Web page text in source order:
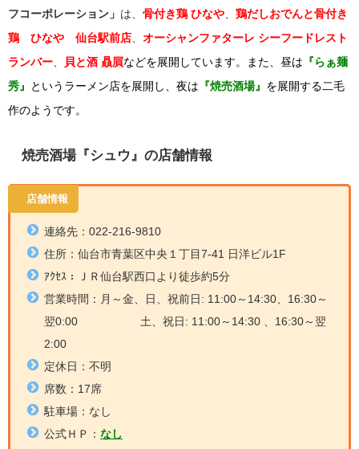
フコーポレーション」 は、 骨付き鶏 ひなや 鶏だしおでんと骨付き
鶏 ひなや 仙台駅前店 オーシャンファタ ーレ シーフードレスト
ランバー 貝と酒 贔屓などを展開しています。また、昼は 『らぁ麺
秀』 というラーメン店を展開し、夜は 『焼売酒場』 を展開する二毛
作のようです。
焼売酒場『シュウ』の店舗情報
店舗情報
連絡先： 022-216-9810
住所： 仙台市青葉区中央１丁目7-41 日洋ビル1F
ｱｸｾｽ：
ＪＲ仙台駅西口より徒歩約5分
営業時間：
月～金、日、祝前日: 11:00～14:30、16:30～
翌0:00
土、祝日: 11:00～14:30 、16:30～翌
2:00
定休日：不明
席数： 17席
駐車場：なし
公式ＨＰ： なし